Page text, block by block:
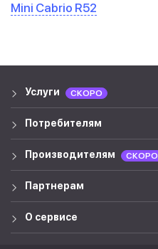
Mini Cabrio R52
Услуги СКОРО
Потребителям
Производителям СКОРО
Партнерам
О сервисе